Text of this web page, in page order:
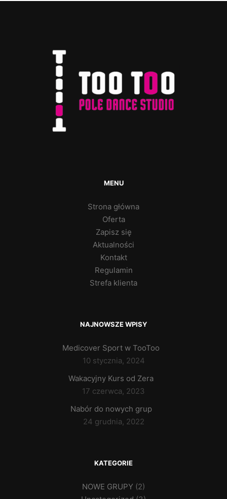
MENU
Strona główna
Oferta
Zapisz się
Aktualności
Kontakt
Regulamin
Strefa klienta
NAJNOWSZE WPISY
Medicover Sport w TooToo
10 stycznia, 2024
Wakacyjny Kurs od Zera
17 czerwca, 2023
Nabór do nowych grup
24 grudnia, 2022
KATEGORIE
NOWE GRUPY (2)